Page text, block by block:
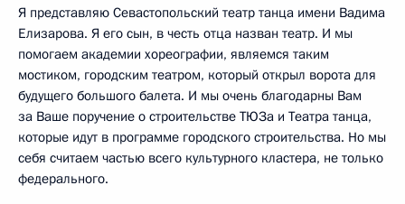
Я представляю Севастопольский театр танца имени Вадима
Елизарова. Я его сын, в честь отца назван театр. И мы
помогаем академии хореографии, являемся таким
мостиком, городским театром, который открыл ворота для
будущего большого балета. И мы очень благодарны Вам
за Ваше поручение о строительстве ТЮЗа и Театра танца,
которые идут в программе городского строительства. Но мы
себя считаем частью всего культурного кластера, не только
федерального.